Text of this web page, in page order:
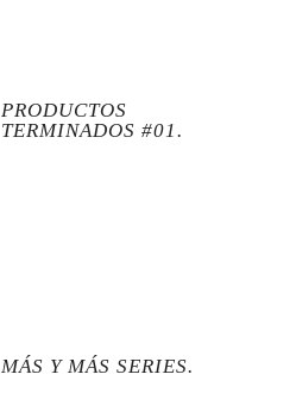
PRODUCTOS
TERMINADOS #01.
MÁS Y MÁS SERIES.